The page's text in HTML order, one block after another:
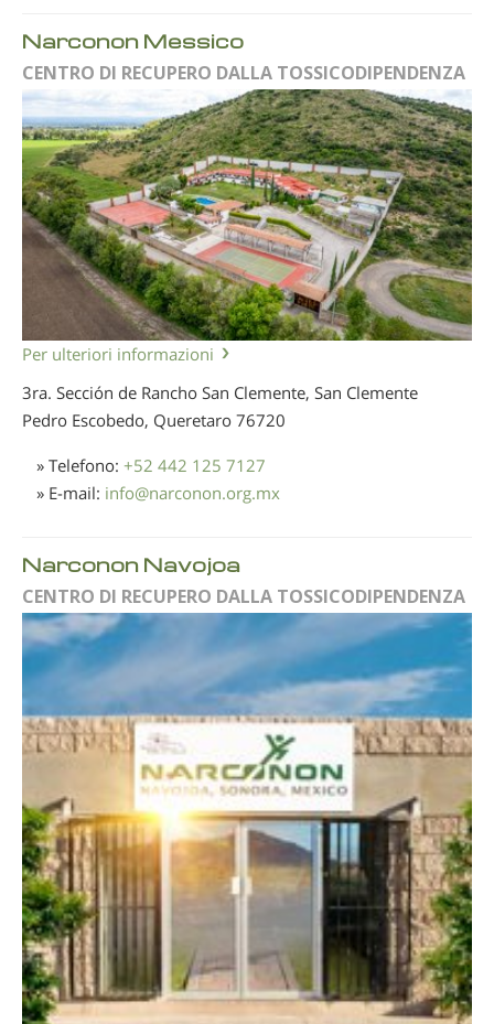
Narconon Messico
CENTRO DI RECUPERO DALLA TOSSICODIPENDENZA
Per ulteriori informazioni
3ra. Sección de Rancho San Clemente, San Clemente
Pedro Escobedo, Queretaro 76720
» Telefono: +52 442 125 7127
» E-mail: info@narconon.org.mx
Narconon Navojoa
CENTRO DI RECUPERO DALLA TOSSICODIPENDENZA